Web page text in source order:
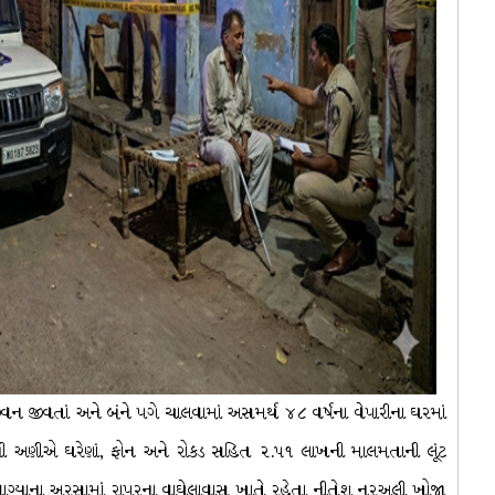
જીવતાં અને બંને પગે ચાલવામાં અસમર્થ ૪૮ વર્ષના વેપારીના ઘરમાં
અણીએ ઘરેણાં, ફોન અને રોકડ સહિત ૨.૫૧ લાખની માલમતાની લૂંટ